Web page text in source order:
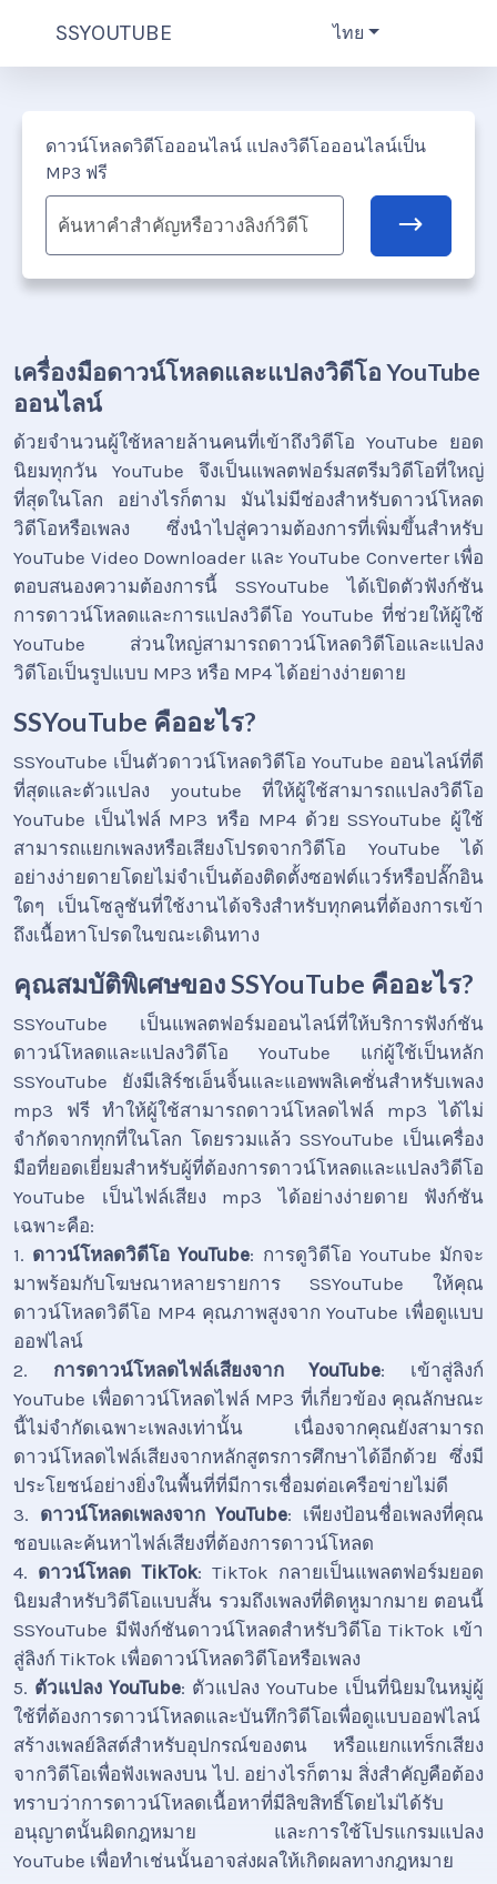
SSYOUTUBE ไทย
ดาวน์โหลดวิดีโอออนไลน์ แปลงวิดีโอออนไลน์เป็น
MP3 ฟรี
เครื่องมือดาวน์โหลดและแปลงวิดีโอ YouTube
ออนไลน์
ด้วยจำนวนผู้ใช้หลายล้านคนที่เข้าถึงวิดีโอ YouTube ยอด
นิยมทุกวัน YouTube จึงเป็นแพลตฟอร์มสตรีมวิดีโอที่ใหญ่
ที่สุดในโลก อย่างไรก็ตาม มันไม่มีช่องสำหรับดาวน์โหลด
วิดีโอหรือเพลง ซึ่งนำไปสู่ความต้องการที่เพิ่มขึ้นสำหรับ
YouTube Video Downloader และ YouTube Converter เพื่อ
ตอบสนองความต้องการนี้ SSYouTube ได้เปิดตัวฟังก์ชัน
การดาวน์โหลดและการแปลงวิดีโอ YouTube ที่ช่วยให้ผู้ใช้
YouTube ส่วนใหญ่สามารถดาวน์โหลดวิดีโอและแปลง
วิดีโอเป็นรูปแบบ MP3 หรือ MP4 ได้อย่างง่ายดาย
SSYouTube คืออะไร?
SSYouTube เป็นตัวดาวน์โหลดวิดีโอ YouTube ออนไลน์ที่ดี
ที่สุดและตัวแปลง youtube ที่ให้ผู้ใช้สามารถแปลงวิดีโอ
YouTube เป็นไฟล์ MP3 หรือ MP4 ด้วย SSYouTube ผู้ใช้
สามารถแยกเพลงหรือเสียงโปรดจากวิดีโอ YouTube ได้
อย่างง่ายดายโดยไม่จำเป็นต้องติดตั้งซอฟต์แวร์หรือปลั๊กอิน
ใดๆ เป็นโซลูชันที่ใช้งานได้จริงสำหรับทุกคนที่ต้องการเข้า
ถึงเนื้อหาโปรดในขณะเดินทาง
คุณสมบัติพิเศษของ SSYouTube คืออะไร?
SSYouTube เป็นแพลตฟอร์มออนไลน์ที่ให้บริการฟังก์ชัน
ดาวน์โหลดและแปลงวิดีโอ YouTube แก่ผู้ใช้เป็นหลัก
SSYouTube ยังมีเสิร์ชเอ็นจิ้นและแอพพลิเคชั่นสำหรับเพลง
mp3 ฟรี ทำให้ผู้ใช้สามารถดาวน์โหลดไฟล์ mp3 ได้ไม่
จำกัดจากทุกที่ในโลก โดยรวมแล้ว SSYouTube เป็นเครื่อง
มือที่ยอดเยี่ยมสำหรับผู้ที่ต้องการดาวน์โหลดและแปลงวิดีโอ
YouTube เป็นไฟล์เสียง mp3 ได้อย่างง่ายดาย ฟังก์ชัน
เฉพาะคือ:
1. ดาวน์โหลดวิดีโอ YouTube: การดูวิดีโอ YouTube มักจะ
มาพร้อมกับโฆษณาหลายรายการ SSYouTube ให้คุณ
ดาวน์โหลดวิดีโอ MP4 คุณภาพสูงจาก YouTube เพื่อดูแบบ
ออฟไลน์
2. การดาวน์โหลดไฟล์เสียงจาก YouTube: เข้าสู่ลิงก์
YouTube เพื่อดาวน์โหลดไฟล์ MP3 ที่เกี่ยวข้อง คุณลักษณะ
นี้ไม่จำกัดเฉพาะเพลงเท่านั้น เนื่องจากคุณยังสามารถ
ดาวน์โหลดไฟล์เสียงจากหลักสูตรการศึกษาได้อีกด้วย ซึ่งมี
ประโยชน์อย่างยิ่งในพื้นที่ที่มีการเชื่อมต่อเครือข่ายไม่ดี
3. ดาวน์โหลดเพลงจาก YouTube: เพียงป้อนชื่อเพลงที่คุณ
ชอบและค้นหาไฟล์เสียงที่ต้องการดาวน์โหลด
4. ดาวน์โหลด TikTok: TikTok กลายเป็นแพลตฟอร์มยอด
นิยมสำหรับวิดีโอแบบสั้น รวมถึงเพลงที่ติดหูมากมาย ตอนนี้
SSYouTube มีฟังก์ชันดาวน์โหลดสำหรับวิดีโอ TikTok เข้า
สู่ลิงก์ TikTok เพื่อดาวน์โหลดวิดีโอหรือเพลง
5. ตัวแปลง YouTube: ตัวแปลง YouTube เป็นที่นิยมในหมู่ผู้
ใช้ที่ต้องการดาวน์โหลดและบันทึกวิดีโอเพื่อดูแบบออฟไลน์
สร้างเพลย์ลิสต์สำหรับอุปกรณ์ของตน หรือแยกแทร็กเสียง
จากวิดีโอเพื่อฟังเพลงบน ไป. อย่างไรก็ตาม สิ่งสำคัญคือต้อง
ทราบว่าการดาวน์โหลดเนื้อหาที่มีลิขสิทธิ์โดยไม่ได้รับ
อนุญาตนั้นผิดกฎหมาย และการใช้โปรแกรมแปลง
YouTube เพื่อทำเช่นนั้นอาจส่งผลให้เกิดผลทางกฎหมาย